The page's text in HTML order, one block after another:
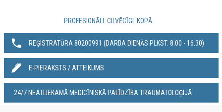
PROFESIONĀLI. CILVĒCĪGI. KOPĀ.
REĢISTRATŪRA 80200991‬ (DARBA DIENĀS PLKST. 8:00 - 16:30)
E-PIERAKSTS / ATTEIKUMS
24/7 NEATLIEKAMĀ MEDICĪNISKĀ PALĪDZĪBA TRAUMATOLOĢIJĀ